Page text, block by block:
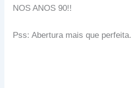
NOS ANOS 90!!
Pss: Abertura mais que perfeita.